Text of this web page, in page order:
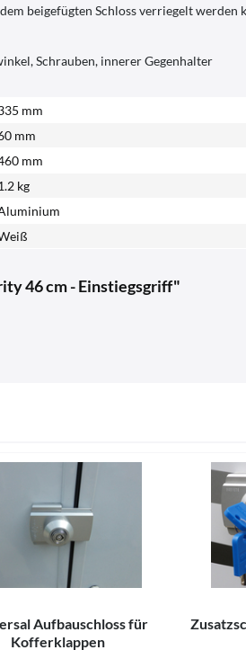
beigefügten Schloss verriegelt
Schrauben, innerer Gegenhalter
mm
mm
mm
kg
46 cm - Einstiegsgriff"
Aufbauschloss für
Kofferklappen